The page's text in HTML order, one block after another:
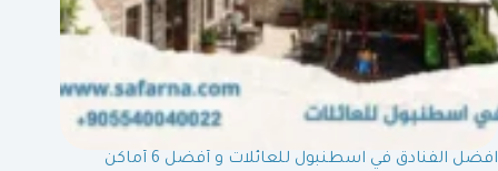
افضل الفنادق في اسطنبول للعائلات و أفضل 6 أماكن